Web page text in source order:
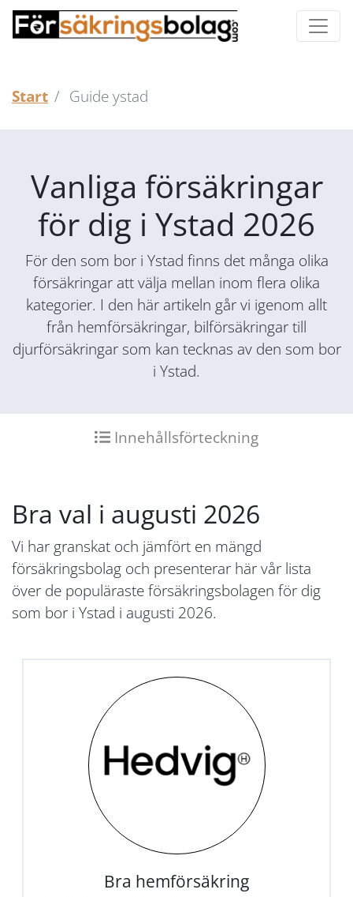
Start Guide ystad
Vanliga försäkringar
för dig i Ystad 2026
För den som bor i Ystad finns det många olika
försäkringar att välja mellan inom flera olika
kategorier. I den här artikeln går vi igenom allt
från hemförsäkringar, bilförsäkringar till
djurförsäkringar som kan tecknas av den som bor
i Ystad.
Innehållsförteckning
Bra val i augusti 2026
Vi har granskat och jämfört en mängd
försäkringsbolag och presenterar här vår lista
över de populäraste försäkringsbolagen för dig
som bor i Ystad i augusti 2026.
Bra hemförsäkring